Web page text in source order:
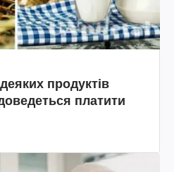
продуктів
платити